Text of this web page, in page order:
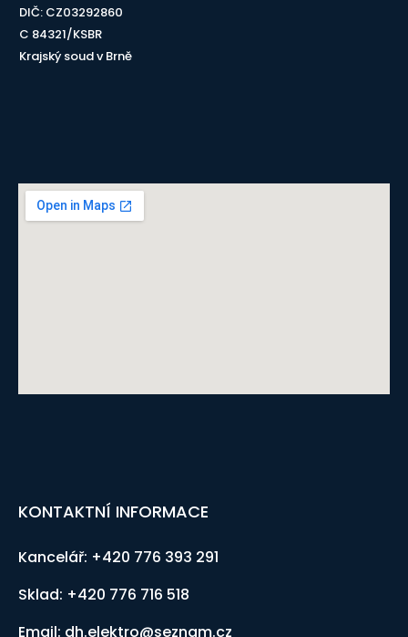
DIČ: CZ03292860
C 84321/KSBR
Krajský soud v Brně
KONTAKTNÍ INFORMACE
Kancelář: +420 776 393 291
Sklad: +420 776 716 518
Email: dh.elektro@seznam.cz